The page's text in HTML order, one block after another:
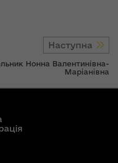
Наступна
Нонна Валентинівна-
Маріанівна